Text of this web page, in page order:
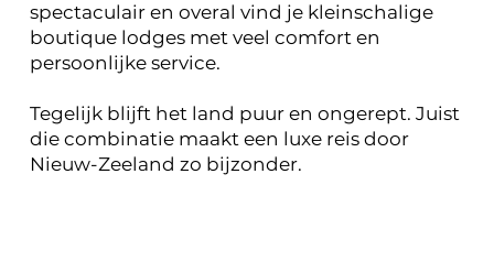
spectaculair en overal vind je kleinschalige
boutique lodges met veel comfort en
persoonlijke service.
Tegelijk blijft het land puur en ongerept. Juist
die combinatie maakt een luxe reis door
Nieuw-Zeeland zo bijzonder.